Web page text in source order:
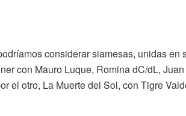
considerar siamesas, unidas en
con Mauro Luque, Romina dC/dL,
el otro, La Muerte del Sol, con Tigre